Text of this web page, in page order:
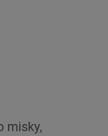
misky,